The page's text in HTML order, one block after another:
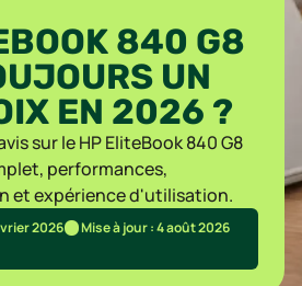
840 G8
UN
EN 2026 ?
sur le HP EliteBook 840 G8
performances,
et expérience d'utilisation.
2026
Mise à jour : 4 août 2026